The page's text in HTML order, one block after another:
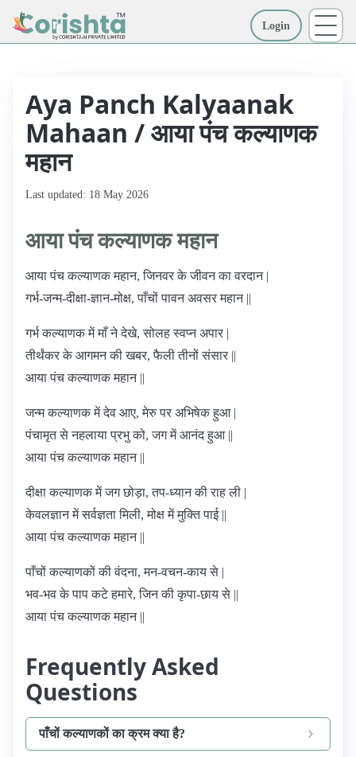
Login
Aya Panch Kalyaanak
Mahaan / आया पंच कल्याणक
महान
Last updated: 18 May 2026
आया पंच कल्याणक महान
आया पंच कल्याणक महान, जिनवर के जीवन का वरदान |
गर्भ-जन्म-दीक्षा-ज्ञान-मोक्ष, पाँचों पावन अवसर महान ||
गर्भ कल्याणक में माँ ने देखे, सोलह स्वप्न अपार |
तीर्थंकर के आगमन की खबर, फैली तीनों संसार ||
आया पंच कल्याणक महान ||
जन्म कल्याणक में देव आए, मेरु पर अभिषेक हुआ |
पंचामृत से नहलाया प्रभु को, जग में आनंद हुआ ||
आया पंच कल्याणक महान ||
दीक्षा कल्याणक में जग छोड़ा, तप-ध्यान की राह ली |
केवलज्ञान में सर्वज्ञता मिली, मोक्ष में मुक्ति पाई ||
आया पंच कल्याणक महान ||
पाँचों कल्याणकों की वंदना, मन-वचन-काय से |
भव-भव के पाप कटे हमारे, जिन की कृपा-छाय से ||
आया पंच कल्याणक महान ||
Frequently Asked
Questions
पाँचों कल्याणकों का क्रम क्या है?